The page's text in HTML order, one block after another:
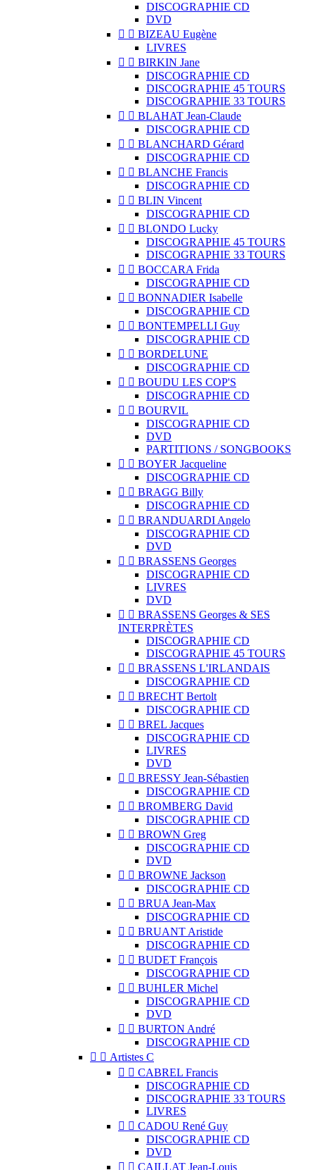
DISCOGRAPHIE CD
DVD
  BIZEAU Eugène
LIVRES
  BIRKIN Jane
DISCOGRAPHIE CD
DISCOGRAPHIE 45 TOURS
DISCOGRAPHIE 33 TOURS
  BLAHAT Jean-Claude
DISCOGRAPHIE CD
  BLANCHARD Gérard
DISCOGRAPHIE CD
  BLANCHE Francis
DISCOGRAPHIE CD
  BLIN Vincent
DISCOGRAPHIE CD
  BLONDO Lucky
DISCOGRAPHIE 45 TOURS
DISCOGRAPHIE 33 TOURS
  BOCCARA Frida
DISCOGRAPHIE CD
  BONNADIER Isabelle
DISCOGRAPHIE CD
  BONTEMPELLI Guy
DISCOGRAPHIE CD
  BORDELUNE
DISCOGRAPHIE CD
  BOUDU LES COP'S
DISCOGRAPHIE CD
  BOURVIL
DISCOGRAPHIE CD
DVD
PARTITIONS / SONGBOOKS
  BOYER Jacqueline
DISCOGRAPHIE CD
  BRAGG Billy
DISCOGRAPHIE CD
  BRANDUARDI Angelo
DISCOGRAPHIE CD
DVD
  BRASSENS Georges
DISCOGRAPHIE CD
LIVRES
DVD
  BRASSENS Georges & SES
INTERPRÈTES
DISCOGRAPHIE CD
DISCOGRAPHIE 45 TOURS
  BRASSENS L'IRLANDAIS
DISCOGRAPHIE CD
  BRECHT Bertolt
DISCOGRAPHIE CD
  BREL Jacques
DISCOGRAPHIE CD
LIVRES
DVD
  BRESSY Jean-Sébastien
DISCOGRAPHIE CD
  BROMBERG David
DISCOGRAPHIE CD
  BROWN Greg
DISCOGRAPHIE CD
DVD
  BROWNE Jackson
DISCOGRAPHIE CD
  BRUA Jean-Max
DISCOGRAPHIE CD
  BRUANT Aristide
DISCOGRAPHIE CD
  BUDET François
DISCOGRAPHIE CD
  BUHLER Michel
DISCOGRAPHIE CD
DVD
  BURTON André
DISCOGRAPHIE CD
  Artistes C
  CABREL Francis
DISCOGRAPHIE CD
DISCOGRAPHIE 33 TOURS
LIVRES
  CADOU René Guy
DISCOGRAPHIE CD
DVD
  CAILLAT Jean-Louis